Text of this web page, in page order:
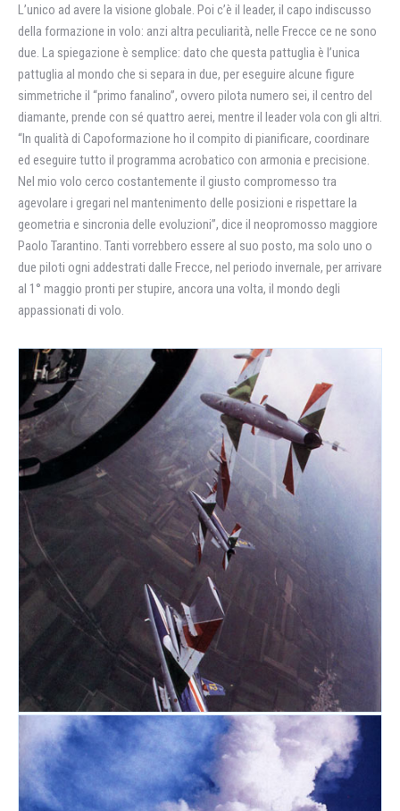
L’unico ad avere la visione globale. Poi c’è il leader, il capo indiscusso
della formazione in volo: anzi altra peculiarità, nelle Frecce ce ne sono
due. La spiegazione è semplice: dato che questa pattuglia è l’unica
pattuglia al mondo che si separa in due, per eseguire alcune figure
simmetriche il “primo fanalino”, ovvero pilota numero sei, il centro del
diamante, prende con sé quattro aerei, mentre il leader vola con gli altri.
“In qualità di Capoformazione ho il compito di pianificare, coordinare
ed eseguire tutto il programma acrobatico con armonia e precisione.
Nel mio volo cerco costantemente il giusto compromesso tra
agevolare i gregari nel mantenimento delle posizioni e rispettare la
geometria e sincronia delle evoluzioni”, dice il neopromosso maggiore
Paolo Tarantino. Tanti vorrebbero essere al suo posto, ma solo uno o
due piloti ogni addestrati dalle Frecce, nel periodo invernale, per arrivare
al 1° maggio pronti per stupire, ancora una volta, il mondo degli
appassionati di volo.